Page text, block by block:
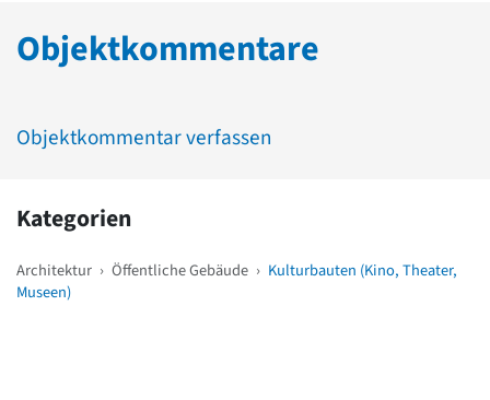
Objektkommentare
Objektkommentar verfassen
Kategorien
Architektur › Öffentliche Gebäude › Kulturbauten (Kino, Theater,
Museen)